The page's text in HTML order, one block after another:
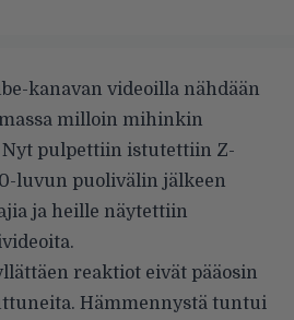
kanavan videoilla nähdään
milloin mihinkin
pulpettiin istutettiin Z-
luvun puolivälin jälkeen
ja heille näytettiin
reaktiot eivät pääosin
Hämmennystä tuntui